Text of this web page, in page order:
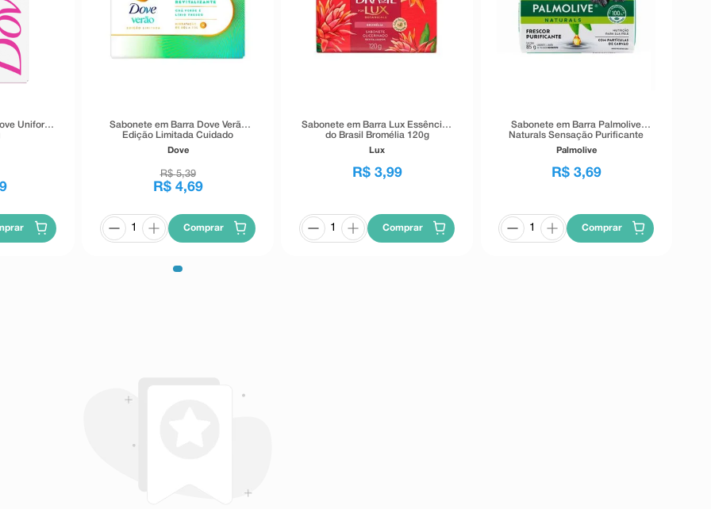
Uniform
Sabonete em Barra Dove Verão
Edição Limitada Cuidado
Revitalizante Chá Verde e Lírio
90g
Dove
R$ 5,39
R$ 4,69
Comprar
Sabonete em Barra Lux Essências
do Brasil Bromélia 120g
Lux
R$ 3,99
Comprar
Sabonete em Barra Palmolive
Naturals Sensação Purificante
85g
Palmolive
R$ 3,69
Comprar